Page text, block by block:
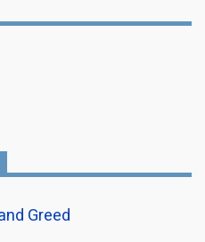
Greed